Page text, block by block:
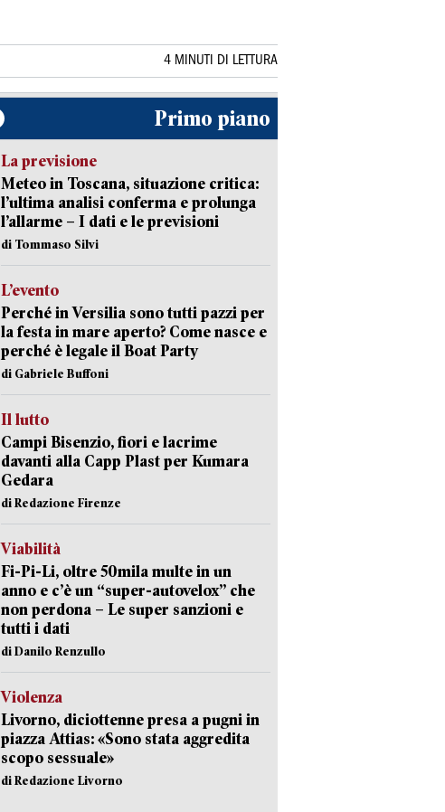
4 MINUTI DI LETTURA
Primo piano
La previsione
Meteo in Toscana, situazione critica:
l’ultima analisi conferma e prolunga
l’allarme – I dati e le previsioni
di Tommaso Silvi
L’evento
Perché in Versilia sono tutti pazzi per
la festa in mare aperto? Come nasce e
perché è legale il Boat Party
di Gabriele Buffoni
Il lutto
Campi Bisenzio, fiori e lacrime
davanti alla Capp Plast per Kumara
Gedara
di Redazione Firenze
Viabilità
Fi-Pi-Li, oltre 50mila multe in un
anno e c’è un “super-autovelox” che
non perdona – Le super sanzioni e
tutti i dati
di Danilo Renzullo
Violenza
Livorno, diciottenne presa a pugni in
piazza Attias: «Sono stata aggredita
scopo sessuale»
di Redazione Livorno